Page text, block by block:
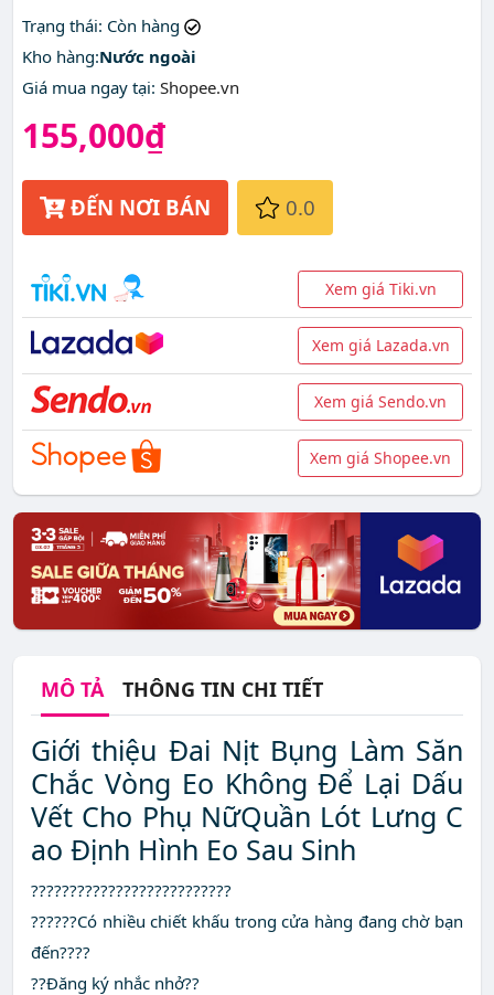
nhất ở đâu?
Trạng thái: Còn hàng
Kho hàng:Nước ngoài
Giá mua ngay tại: Shopee.vn
155,000₫
ĐẾN NƠI BÁN 0.0
Xem giá Tiki.vn
Xem giá Lazada.vn
Xem giá Sendo.vn
Xem giá Shopee.vn
MÔ TẢ THÔNG TIN CHI TIẾT
Giới thiệu Đai Nịt Bụng Làm Săn
Chắc Vòng Eo Không Để Lại Dấu
Vết Cho Phụ NữQuần Lót Lưng C
ao Định Hình Eo Sau Sinh
??????????????????????????
??????Có nhiều chiết khấu trong cửa hàng đang chờ bạn
đến????
??Đăng ký nhắc nhở??